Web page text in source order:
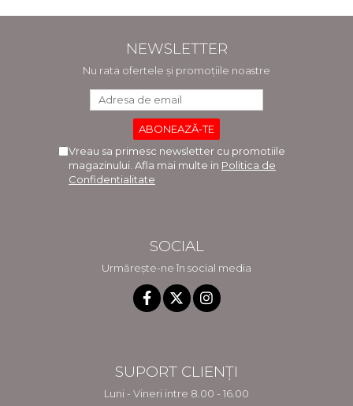
NEWSLETTER
Nu rata ofertele și promoțiile noastre
Vreau sa primesc newsletter cu promotiile
magazinului. Afla mai multe in Politica de
Confidentialitate
SOCIAL
Urmărește-ne în social media
SUPORT CLIENȚI
Luni - Vineri intre 8.00 - 16.00